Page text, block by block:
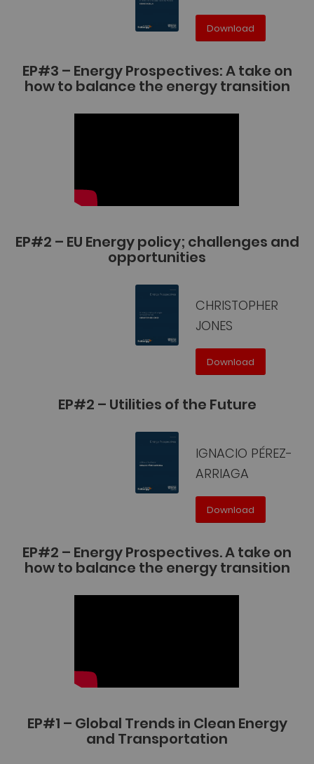
Download
EP#3 – Energy Prospectives: A take on
how to balance the energy transition
EP#2 – EU Energy policy; challenges and
opportunities
CHRISTOPHER
JONES
Download
EP#2 – Utilities of the Future
IGNACIO PÉREZ-
ARRIAGA
Download
EP#2 – Energy Prospectives. A take on
how to balance the energy transition
EP#1 – Global Trends in Clean Energy
and Transportation